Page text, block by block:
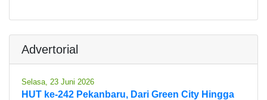
Advertorial
Selasa, 23 Juni 2026
HUT ke-242 Pekanbaru, Dari Green City Hingga